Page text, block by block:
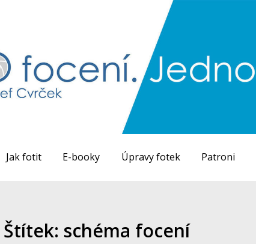
Jak fotit E-booky Úpravy fotek Patroni
Štítek: schéma focení